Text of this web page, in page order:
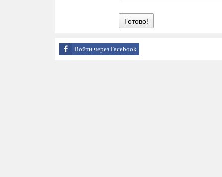
Готово!
Войти через Facebook